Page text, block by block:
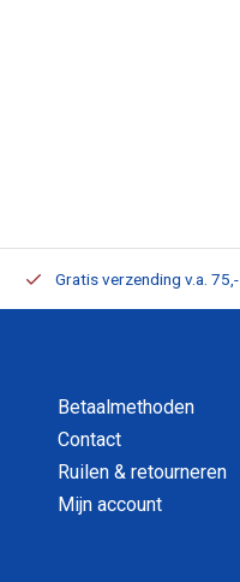
Gratis verzending v.a. 75,-
Betaalmethoden
Contact
Ruilen & retourneren
Mijn account